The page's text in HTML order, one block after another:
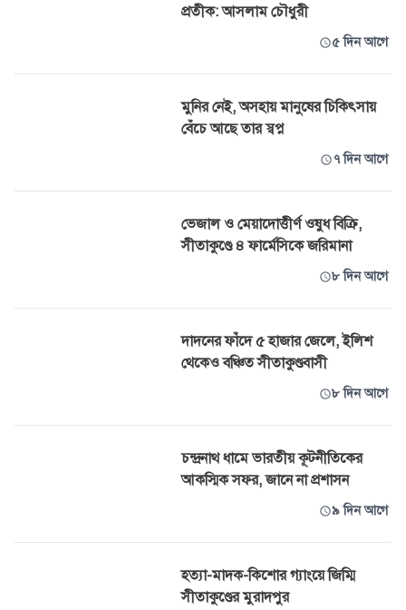
প্রতীক: আসলাম চৌধুরী
৫ দিন আগে
মুনির নেই, অসহায় মানুষের চিকিৎসায়
বেঁচে আছে তার স্বপ্ন
৭ দিন আগে
ভেজাল ও মেয়াদোত্তীর্ণ ওষুধ বিক্রি,
সীতাকুণ্ডে ৪ ফার্মেসিকে জরিমানা
৮ দিন আগে
দাদনের ফাঁদে ৫ হাজার জেলে, ইলিশ
থেকেও বঞ্চিত সীতাকুণ্ডবাসী
৮ দিন আগে
চন্দ্রনাথ ধামে ভারতীয় কূটনীতিকের
আকস্মিক সফর, জানে না প্রশাসন
৯ দিন আগে
হত্যা-মাদক-কিশোর গ্যাংয়ে জিম্মি
সীতাকুণ্ডের মুরাদপুর